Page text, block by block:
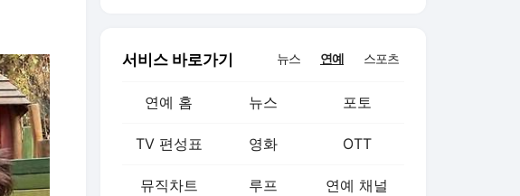
서비스 바로가기 뉴스 연예 스포츠
연예 홈 뉴스 포토
TV 편성표 영화 OTT
뮤직차트 루프 연예 채널